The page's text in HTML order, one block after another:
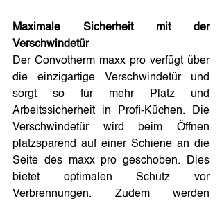
Maximale Sicherheit mit der
Verschwindetür
Der Convotherm maxx pro verfügt über
die einzigartige Verschwindetür und
sorgt so für mehr Platz und
Arbeitssicherheit in Profi-Küchen. Die
Verschwindetür wird beim Öffnen
platzsparend auf einer Schiene an die
Seite des maxx pro geschoben. Dies
bietet optimalen Schutz vor
Verbrennungen. Zudem werden